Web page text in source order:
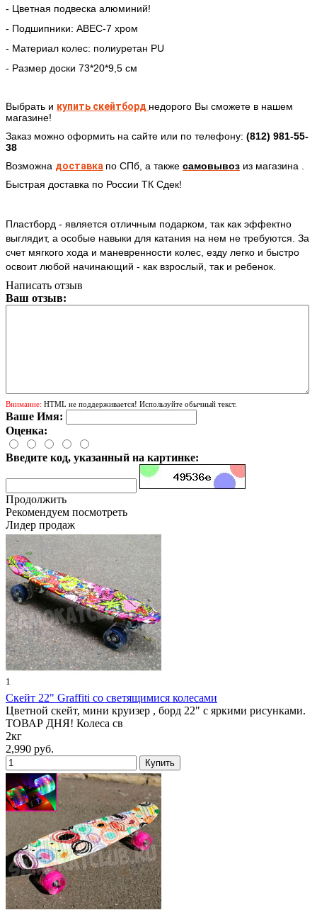
- Цветная подвеска алюминий!
- Подшипники: ABEC-7 хром
- Материал колес: полиуретан PU
- Размер доски 73*20*9,5 см
Выбрать и купить скейтборд недорого Вы сможете в нашем
магазине!
Заказ можно оформить на сайте или по телефону: (812) 981-55-
38
Возможна доставка по СПб, а также самовывоз из магазина .
Быстрая доставка по России ТК Сдек!
Пластборд - является отличным подарком, так как эффектно
выглядит, а особые навыки для катания на нем не требуются. За
счет мягкого хода и маневренности колес, езду легко и быстро
освоит любой начинающий - как взрослый, так и ребенок.
Написать отзыв
Ваш отзыв:
Внимание: HTML не поддерживается! Используйте обычный текст.
Ваше Имя:
Оценка:
Введите код, указанный на картинке:
Продолжить
Рекомендуем посмотреть
Лидер продаж
1
Скейт 22" Graffiti со светящимися колесами
Цветной скейт, мини круизер , борд 22" с яркими рисунками.
ТОВАР ДНЯ! Колеса св
2кг
2,990 руб.